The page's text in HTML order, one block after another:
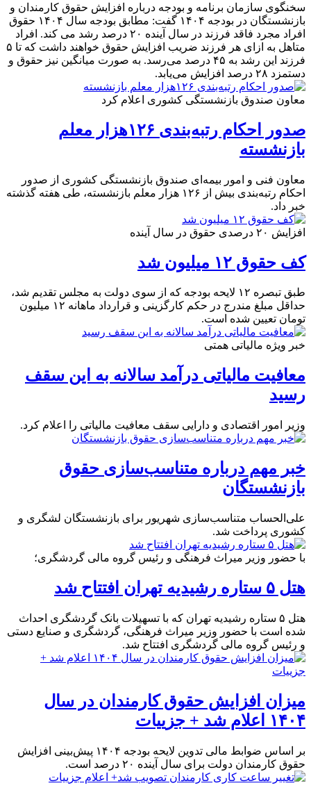
سخنگوی سازمان برنامه و بودجه درباره افزایش حقوق کارمندان و
بازنشستگان در بودجه ۱۴۰۴ گفت: مطابق بودجه سال ۱۴۰۴ حقوق
افراد مجرد فاقد فرزند در سال آینده ۲۰ درصد رشد می کند. افراد
متاهل به ازای هر فرزند ضریب افزایش حقوق خواهند داشت که تا ۵
فرزند این رشد به ۴۵ درصد می‌رسد. به صورت میانگین نیز حقوق و
دستمزد ۲۸ درصد افزایش می‌یابد.
معاون صندوق بازنشستگی کشوری اعلام کرد
صدور احکام رتبه‌بندی ۱۲۶هزار معلم
بازنشسته
معاون فنی و امور بیمه‌ای صندوق بازنشستگی کشوری از صدور
احکام رتبه‌بندی بیش از ۱۲۶ هزار معلم بازنشسته، طی هفته گذشته
خبر داد.
افزایش ۲۰ درصدی حقوق در سال آینده
کف حقوق ۱۲ میلیون شد
طبق تبصره ۱۲ لایحه بودجه که از سوی دولت به مجلس تقدیم شد،
حداقل مبلغ مندرج در حکم کارگزینی و قرارداد ماهانه ۱۲ میلیون
تومان تعیین شده است.
خبر ویژه مالیاتی همتی
معافیت مالیاتی درآمد سالانه به این سقف
رسید
وزیر امور اقتصادی و دارایی سقف معافیت مالیاتی را اعلام کرد.
خبر مهم درباره متناسب‌سازی حقوق
بازنشستگان
علی‌الحساب متناسب‌سازی شهریور برای بازنشستگان لشگری و
کشوری پرداخت شد.
با حضور وزیر میراث فرهنگی و رئیس گروه مالی گردشگری؛
هتل ۵ ستاره رشیدیه تهران افتتاح شد
هتل ۵ ستاره رشیدیه تهران که با تسهیلات بانک گردشگری احداث
شده است با حضور وزیر میراث فرهنگی، گردشگری و صنایع دستی
و رئیس گروه مالی گردشگری افتتاح شد.
میزان افزایش حقوق کارمندان در سال
۱۴۰۴ اعلام شد + جزییات
بر اساس ضوابط مالی تدوین لایحه بودجه ۱۴۰۴ پیش‌بینی افزایش
حقوق کارمندان دولت برای سال آینده ۲۰ درصد است.